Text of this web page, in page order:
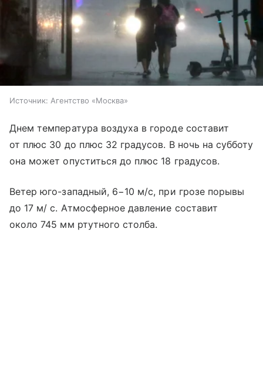
Источник: Агентство «Москва»
Днем температура воздуха в городе составит
от плюс 30 до плюс 32 градусов. В ночь на субботу
она может опуститься до плюс 18 градусов.
Ветер юго-западный, 6−10 м/с, при грозе порывы
до 17 м/ c. Атмосферное давление составит
около 745 мм ртутного столба.